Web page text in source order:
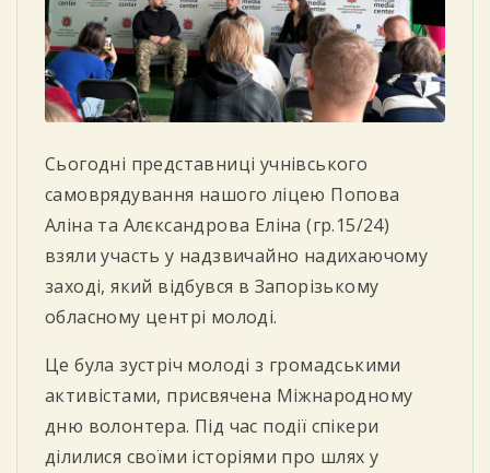
Сьогодні представниці учнівського
самоврядування нашого ліцею Попова
Аліна та Алєксандрова Еліна (гр.15/24)
взяли участь у надзвичайно надихаючому
заході, який відбувся в Запорізькому
обласному центрі молоді.
Це була зустріч молоді з громадськими
активістами, присвячена Міжнародному
дню волонтера. Під час події спікери
ділилися своїми історіями про шлях у